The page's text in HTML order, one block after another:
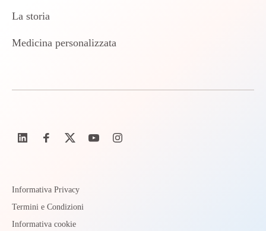
La storia
Medicina personalizzata
Informativa Privacy
Termini e Condizioni
Informativa cookie